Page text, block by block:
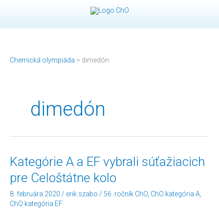
Chemická olympiáda > dimedón
dimedón
Kategórie A a EF vybrali súťažiacich
pre Celoštátne kolo
8. februára 2020 / erik.szabo / 56. ročník ChO ChO kategória A
ChO kategória EF
Kategórie
A
a
EF
vybrali
súťažiacich